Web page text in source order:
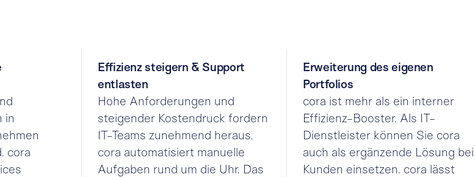
in
cora
Effizienz steigern & Support
entlasten
Hohe Anforderungen und
steigender Kostendruck fordern
IT-Teams zunehmend heraus.
cora automatisiert manuelle
Aufgaben rund um die Uhr. Das
Erweiterung des eigenen
Portfolios
cora ist mehr als ein interner
Effizienz-Booster. Als IT-
Dienstleister können Sie cora
auch als ergänzende Lösung bei
Kunden einsetzen. cora lässt